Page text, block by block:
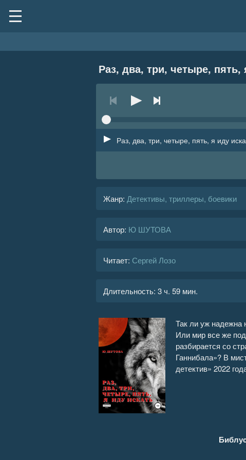
Раз, два, три, четыре, пять,
Раз, два, три, четыре, пять, я иду
Жанр: Детективы, триллеры, боевики
Автор: Ю ШУТОВА
Читает: Сергей Лозо
Длительность: 3 ч. 59 мин.
Так ли уж надежна
Или мир все же
разбирается со
Ганнибала»? В
детектив» 2022